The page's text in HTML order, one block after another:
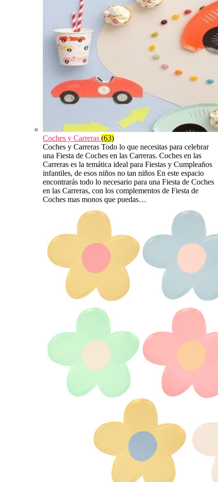
Coches y Carreras (63)
Coches y Carreras Todo lo que necesitas para celebrar
una Fiesta de Coches en las Carreras. Coches en las
Carreras es la temática ideal para Fiestas y Cumpleaños
infantiles, de esos niños no tan niños En este espacio
encontrarás todo lo necesario para una Fiesta de Coches
en las Carreras, con los complementos de Fiesta de
Coches mas monos que puedas…